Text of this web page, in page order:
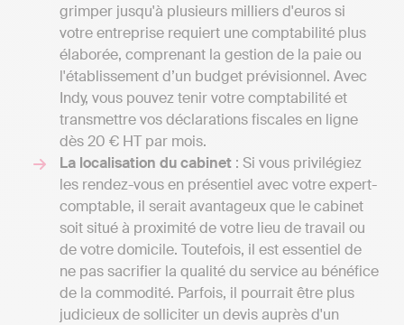
grimper jusqu'à plusieurs milliers d'euros si
votre entreprise requiert une comptabilité plus
élaborée, comprenant la gestion de la paie ou
l'établissement d’un budget prévisionnel. Avec
Indy, vous pouvez tenir votre comptabilité et
transmettre vos déclarations fiscales en ligne
dès 20 € HT par mois.
La localisation du cabinet : Si vous privilégiez
les rendez-vous en présentiel avec votre expert-
comptable, il serait avantageux que le cabinet
soit situé à proximité de votre lieu de travail ou
de votre domicile. Toutefois, il est essentiel de
ne pas sacrifier la qualité du service au bénéfice
de la commodité. Parfois, il pourrait être plus
judicieux de solliciter un devis auprès d'un